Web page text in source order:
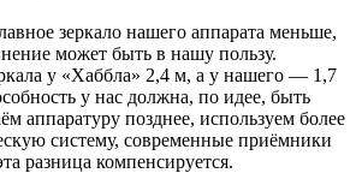
зеркало нашего аппарата меньше,
может быть в нашу пользу.
у «Хаббла» 2,4 м, а у нашего — 1,7
у нас должна, по идее, быть
аппаратуру позднее, используем более
систему, современные приёмники
разница компенсируется.